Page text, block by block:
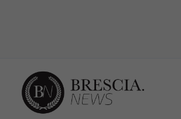
contenuto